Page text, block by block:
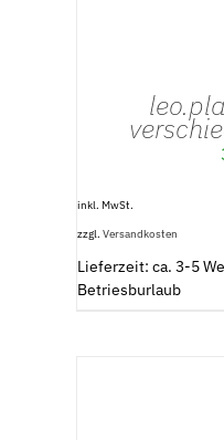
inkl. MwSt.
zzgl. Versandkosten
Lieferzeit: ca. 3-5
Betriesburlaub